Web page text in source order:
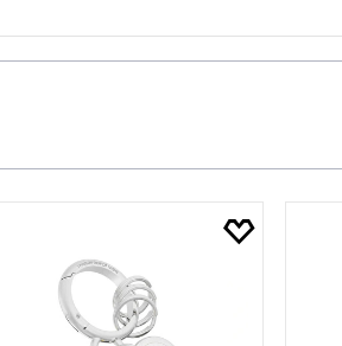
KIRLIN
113₺ ile 227₺ Arası 227₺